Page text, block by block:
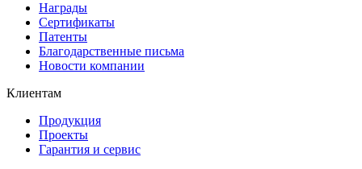
Награды
Сертификаты
Патенты
Благодарственные письма
Новости компании
Клиентам
Продукция
Проекты
Гарантия и сервис